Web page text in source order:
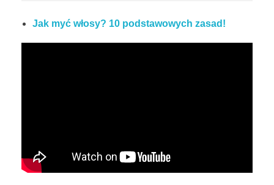
L
G
Jak myć włosy? 10 podstawowych zasad!